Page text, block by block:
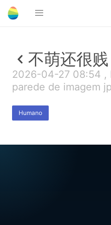
不萌还很贱
2026-04-27 08:54 ,
parede de imagem
Humano